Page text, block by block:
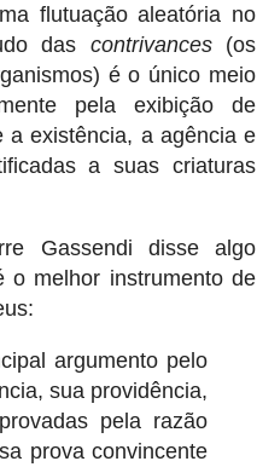
flutuação aleatória no
das contrivances(os
é o único meio
pela exibição de
a existência, a agência e
a suas criaturas
Gassendi disse algo
o melhor instrumento de
argumento pelo
sua providência,
pela razão
prova convincente